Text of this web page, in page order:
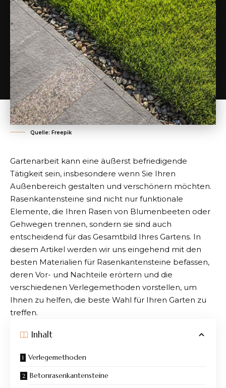
Quelle: Freepik
Gartenarbeit kann eine äußerst befriedigende
Tätigkeit sein, insbesondere wenn Sie Ihren
Außenbereich gestalten und verschönern möchten.
Rasenkantensteine sind nicht nur funktionale
Elemente, die Ihren Rasen von Blumenbeeten oder
Gehwegen trennen, sondern sie sind auch
entscheidend für das Gesamtbild Ihres Gartens. In
diesem Artikel werden wir uns eingehend mit den
besten Materialien für Rasenkantensteine befassen,
deren Vor- und Nachteile erörtern und die
verschiedenen Verlegemethoden vorstellen, um
Ihnen zu helfen, die beste Wahl für Ihren Garten zu
treffen.
Inhalt
Verlegemethoden
Betonrasenkantensteine